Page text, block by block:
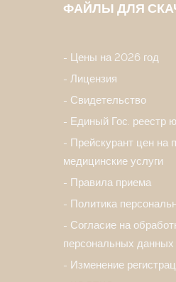
ФАЙЛЫ ДЛЯ
Цены на 2026 год
Лицензия
Свидетельство
Единый Гос. реестр
Прейскурант цен на
медицинские услуги
Правила приема
Политика
Согласие на
персональных данных
Изменение